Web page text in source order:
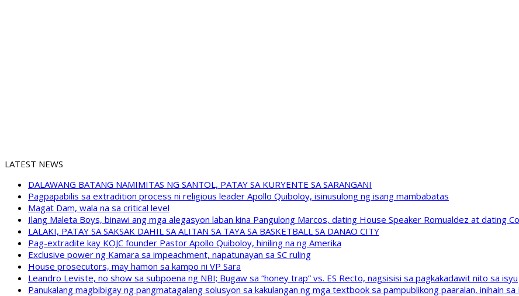
LATEST NEWS
DALAWANG BATANG NAMIMITAS NG SANTOL, PATAY SA KURYENTE SA SARANGANI
Pagpapabilis sa extradition process ni religious leader Apollo Quiboloy, isinusulong ng isang mambabatas
Magat Dam, wala na sa critical level
Ilang Maleta Boys, binawi ang mga alegasyon laban kina Pangulong Marcos, dating House Speaker Romualdez at dating
LALAKI, PATAY SA SAKSAK DAHIL SA ALITAN SA TAYA SA BASKETBALL SA DANAO CITY
Pag-extradite kay KOJC founder Pastor Apollo Quiboloy, hiniling na ng Amerika
Exclusive power ng Kamara sa impeachment, napatunayan sa SC ruling
House prosecutors, may hamon sa kampo ni VP Sara
Leandro Leviste, no show sa subpoena ng NBI; Bugaw sa “honey trap” vs. ES Recto, nagsisisi sa pagkakadawit nito sa isyu
Panukalang magbibigay ng pangmatagalang solusyon sa kakulangan ng mga textbook sa pampublikong paaralan, inihain sa